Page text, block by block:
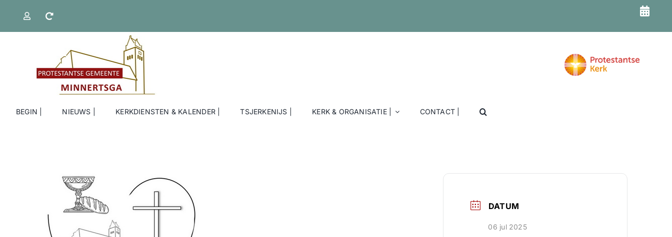
inhoud
BEGIN | NIEUWS | KERKDIENSTEN & KALENDER | TSJERKENIJS | KERK & ORGANISATIE | CONTACT |
DATUM
06 jul 2025